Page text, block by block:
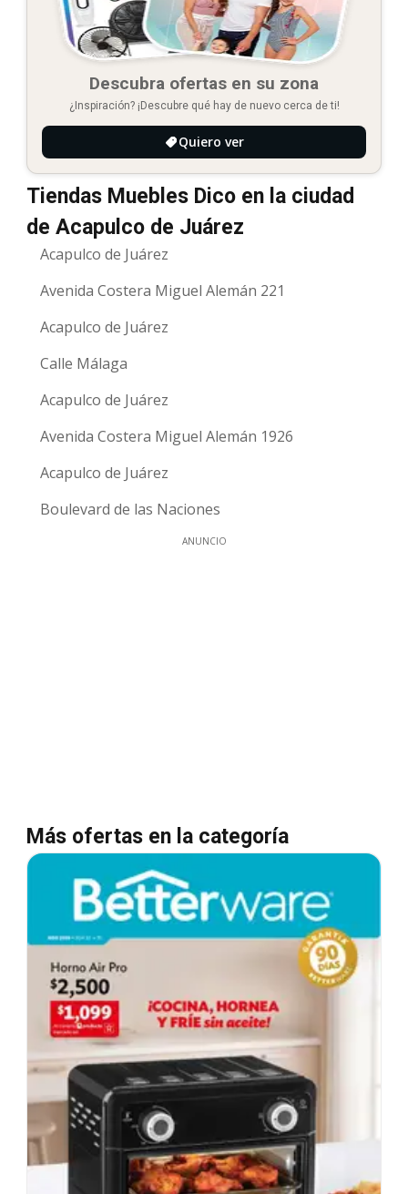
Descubra ofertas en su zona
¿Inspiración? ¡Descubre qué hay de nuevo cerca de ti!
Quiero ver
Tiendas Muebles Dico en la ciudad
de Acapulco de Juárez
Acapulco de Juárez
Avenida Costera Miguel Alemán 221
Acapulco de Juárez
Calle Málaga
Acapulco de Juárez
Avenida Costera Miguel Alemán 1926
Acapulco de Juárez
Boulevard de las Naciones
ANUNCIO
Más ofertas en la categoría